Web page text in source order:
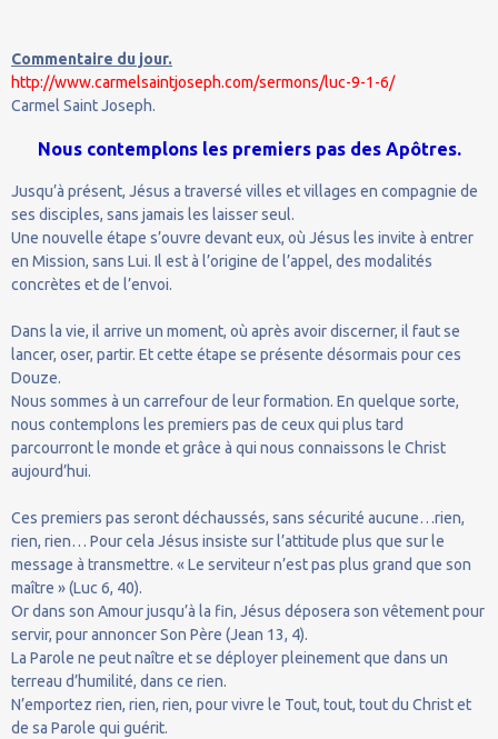
Commentaire du jour.
http://www.carmelsaintjoseph.com/sermons/luc-9-1-6/
Carmel Saint Joseph.
Nous contemplons les premiers pas des Apôtres.
Jusqu’à présent, Jésus a traversé villes et villages en compagnie de
ses disciples, sans jamais les laisser seul.
Une nouvelle étape s’ouvre devant eux, où Jésus les invite à entrer
en Mission, sans Lui. Il est à l’origine de l’appel, des modalités
concrètes et de l’envoi.
Dans la vie, il arrive un moment, où après avoir discerner, il faut se
lancer, oser, partir. Et cette étape se présente désormais pour ces
Douze.
Nous sommes à un carrefour de leur formation. En quelque sorte,
nous contemplons les premiers pas de ceux qui plus tard
parcourront le monde et grâce à qui nous connaissons le Christ
aujourd’hui.
Ces premiers pas seront déchaussés, sans sécurité aucune…rien,
rien, rien… Pour cela Jésus insiste sur l’attitude plus que sur le
message à transmettre. « Le serviteur n’est pas plus grand que son
maître » (Luc 6, 40).
Or dans son Amour jusqu’à la fin, Jésus déposera son vêtement pour
servir, pour annoncer Son Père (Jean 13, 4).
La Parole ne peut naître et se déployer pleinement que dans un
terreau d’humilité, dans ce rien.
N’emportez rien, rien, rien, pour vivre le Tout, tout, tout du Christ et
de sa Parole qui guérit.